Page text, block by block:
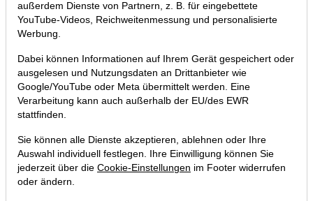
TraderFox-Depotwert Nvidia
pulverisiert Gewinnerwartungen mit
39%igem Zuwachs!
13.05.2016 um 16:32 Uhr | TraderFox GmbH
außerdem Dienste von Partnern, z. B. für eingebettete
YouTube-Videos, Reichweitenmessung und personalisierte
Werbung.
Dabei können Informationen auf Ihrem Gerät gespeichert oder
ausgelesen und Nutzungsdaten an Drittanbieter wie
Google/YouTube oder Meta übermittelt werden. Eine
Verarbeitung kann auch außerhalb der EU/des EWR
stattfinden.
Sie können alle Dienste akzeptieren, ablehnen oder Ihre
Auswahl individuell festlegen. Ihre Einwilligung können Sie
jederzeit über die Cookie-Einstellungen im Footer widerrufen
oder ändern.